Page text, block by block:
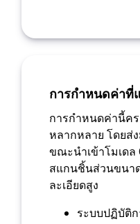
การกำหนดค่าที่
การกำหนดค่านี้ค
หลากหลาย โดยส่
ขณะนำเข้าโมเด
สแกนชิ้นส่วนขนา
ละเอียดสูง
ระบบปฏิบัติก